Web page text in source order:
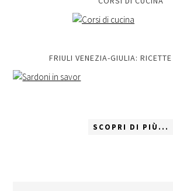
FRIULI VENEZIA-GIULIA: RICETTE
SCOPRI DI PIÙ...